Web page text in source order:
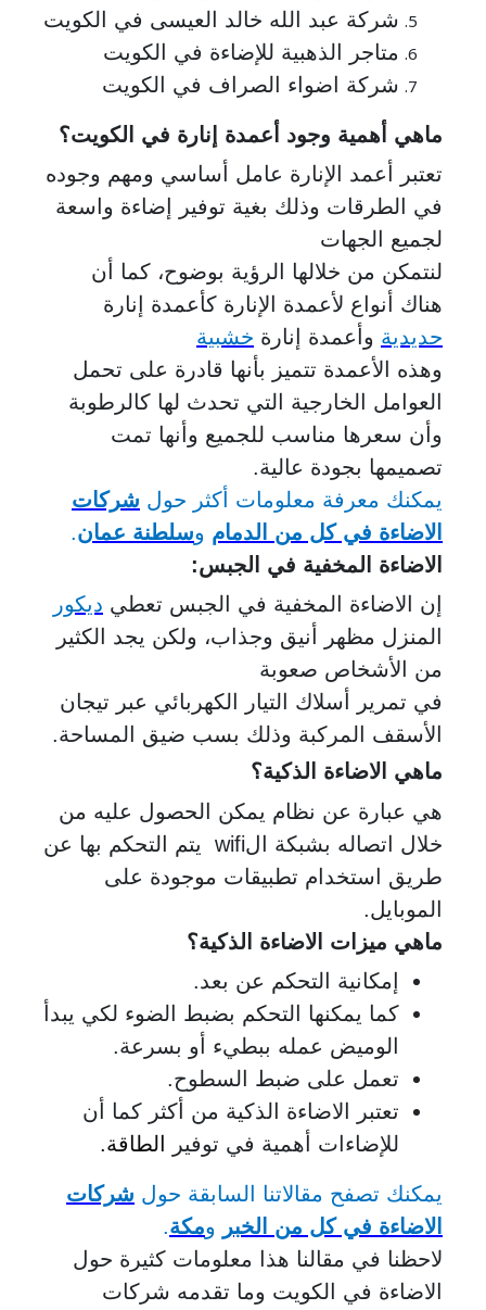
شركة عبد الله خالد العيسى في الكويت
متاجر الذهبية للإضاءة في الكويت
شركة اضواء الصراف في الكويت
ماهي أهمية وجود أعمدة إنارة في الكويت؟
تعتبر أعمد الإنارة عامل أساسي ومهم وجوده
في الطرقات وذلك بغية توفير إضاءة واسعة
لجميع الجهات
لنتمكن من خلالها الرؤية بوضوح، كما أن
هناك أنواع لأعمدة الإنارة كأعمدة إنارة
حديدية وأعمدة إنارة خشبية
وهذه الأعمدة تتميز بأنها قادرة على تحمل
العوامل الخارجية التي تحدث لها كالرطوبة
وأن سعرها مناسب للجميع وأنها تمت
تصميمها بجودة عالية.
يمكنك معرفة معلومات أكثر حول شركات
الاضاءة في كل من الدمام وسلطنة عمان.
الاضاءة المخفية في الجبس:
إن الاضاءة المخفية في الجبس تعطي ديكور
المنزل مظهر أنيق وجذاب، ولكن يجد الكثير
من الأشخاص صعوبة
في تمرير أسلاك التيار الكهربائي عبر تيجان
الأسقف المركبة وذلك بسب ضيق المساحة.
ماهي الاضاءة الذكية؟
هي عبارة عن نظام يمكن الحصول عليه من
خلال اتصاله بشبكة الwifi
يتم التحكم بها عن
طريق استخدام تطبيقات موجودة على
الموبايل.
ماهي ميزات الاضاءة الذكية؟
إمكانية التحكم عن بعد.
كما يمكنها التحكم بضبط الضوء لكي يبدأ
الوميض عمله ببطيء أو بسرعة.
تعمل على ضبط السطوح.
تعتبر الاضاءة الذكية من أكثر كما أن
للإضاءات أهمية في توفير
الطاقة.
يمكنك تصفح مقالاتنا السابقة حول شركات
الاضاءة في كل من الخبر ومكة.
لاحظنا في مقالنا هذا معلومات كثيرة حول
الاضاءة في الكويت وما تقدمه شركات